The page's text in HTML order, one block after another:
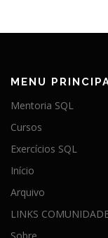
MENU
Mentoria SQL
Cursos
Exercícios SQL
Início
Arquivo
LINKS